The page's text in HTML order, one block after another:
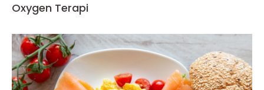
Oxygen Terapi